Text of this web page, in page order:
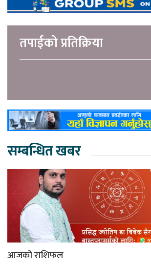
तपाईको प्रतिक्रिया
सम्बन्धित खबर
आजको राशिफल